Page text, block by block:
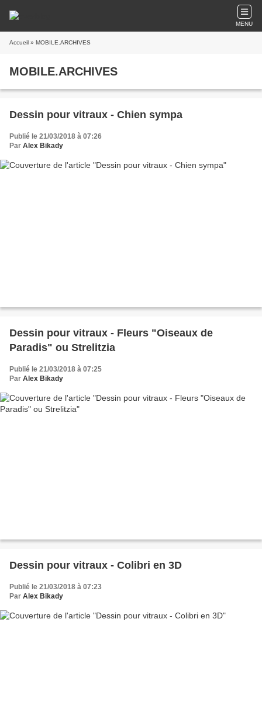
MENU
Accueil » MOBILE.ARCHIVES
MOBILE.ARCHIVES
Dessin pour vitraux - Chien sympa
Publié le 21/03/2018 à 07:26
Par Alex Bikady
Dessin pour vitraux - Fleurs "Oiseaux de
Paradis" ou Strelitzia
Publié le 21/03/2018 à 07:25
Par Alex Bikady
Dessin pour vitraux - Colibri en 3D
Publié le 21/03/2018 à 07:23
Par Alex Bikady